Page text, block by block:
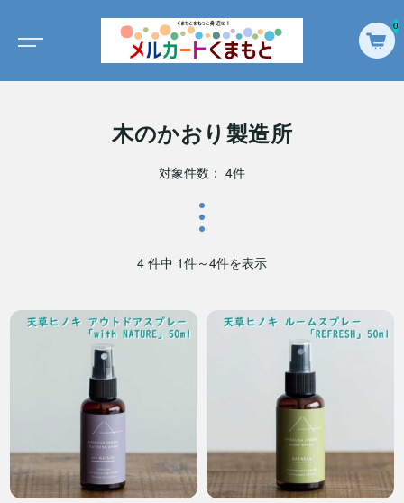
0
木のかおり製造所
対象件数： 4件
4 件中 1件～4件を表示